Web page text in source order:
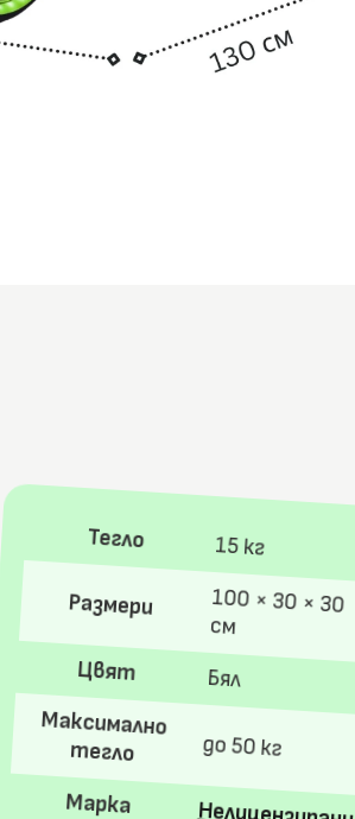
Тегло 15 кг
Размери 100 × 30 × 30
см
Цвят Бял
Максимално
тегло до 50 кг
Марка